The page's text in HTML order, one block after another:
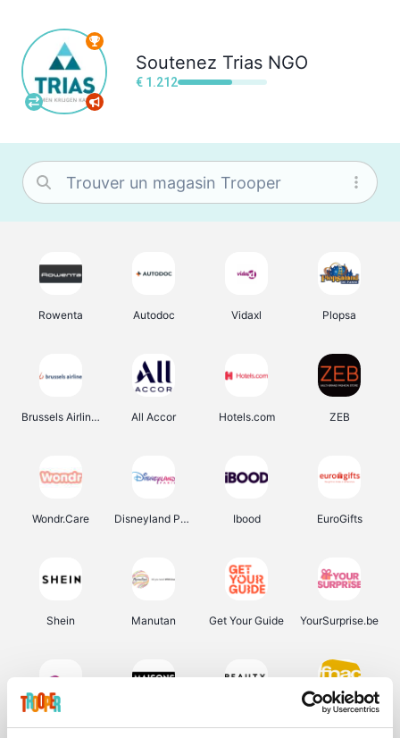
Soutenez Trias NGO
€ 1.212
Rowenta Autodoc Vidaxl Plopsa
Brussels Airlines All Accor Hotels.com ZEB
Wondr.Care Disneyland Paris Ibood EuroGifts
Shein Manutan Get Your Guide YourSurprise.be